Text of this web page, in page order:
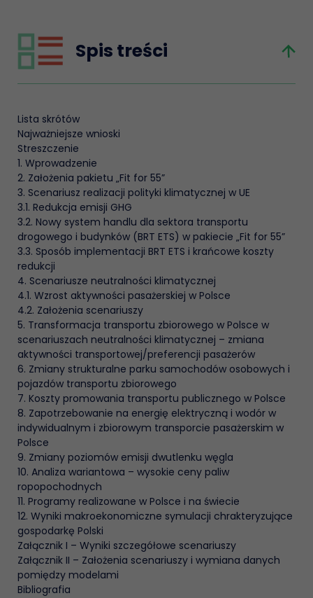
Spis treści
Lista skrótów
Najważniejsze wnioski
Streszczenie
1. Wprowadzenie
2. Założenia pakietu „Fit for 55”
3. Scenariusz realizacji polityki klimatycznej w UE
3.1. Redukcja emisji GHG
3.2. Nowy system handlu dla sektora transportu
drogowego i budynków (BRT ETS) w pakiecie „Fit for 55”
3.3. Sposób implementacji BRT ETS i krańcowe koszty
redukcji
4. Scenariusze neutralności klimatycznej
4.1. Wzrost aktywności pasażerskiej w Polsce
4.2. Założenia scenariuszy
5. Transformacja transportu zbiorowego w Polsce w
scenariuszach neutralności klimatycznej – zmiana
aktywności transportowej/preferencji pasażerów
6. Zmiany strukturalne parku samochodów osobowych i
pojazdów transportu zbiorowego
7. Koszty promowania transportu publicznego w Polsce
8. Zapotrzebowanie na energię elektryczną i wodór w
indywidualnym i zbiorowym transporcie pasażerskim w
Polsce
9. Zmiany poziomów emisji dwutlenku węgla
10. Analiza wariantowa – wysokie ceny paliw
ropopochodnych
11. Programy realizowane w Polsce i na świecie
12. Wyniki makroekonomiczne symulacji chrakteryzujące
gospodarkę Polski
Załącznik I – Wyniki szczegółowe scenariuszy
Załącznik II – Założenia scenariuszy i wymiana danych
pomiędzy modelami
Bibliografia